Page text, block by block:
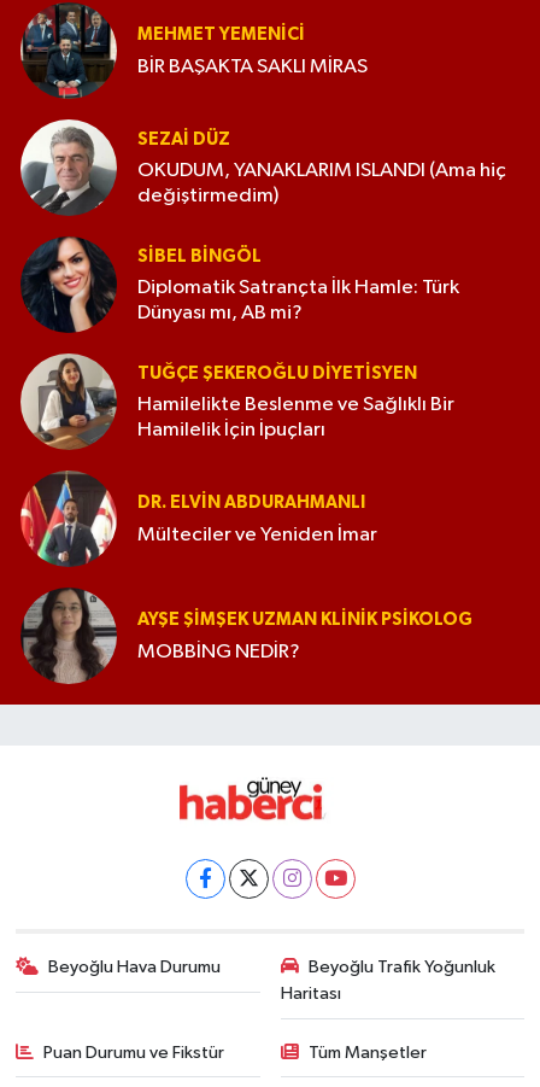
MEHMET YEMENICI
BİR BAŞAKTA SAKLI MİRAS
SEZAI DÜZ
OKUDUM, YANAKLARIM ISLANDI (Ama hiç
değiştirmedim)
SIBEL BINGÖL
Diplomatik Satrançta İlk Hamle: Türk
Dünyası mı, AB mi?
TUĞÇE ŞEKEROĞLU DIYETISYEN
Hamilelikte Beslenme ve Sağlıklı Bir
Hamilelik İçin İpuçları
DR. ELVIN ABDURAHMANLI
Mülteciler ve Yeniden İmar
AYŞE ŞIMŞEK UZMAN KLINIK PSIKOLOG
MOBBİNG NEDİR?
Beyoğlu Hava Durumu
Beyoğlu Trafik Yoğunluk
Haritası
Puan Durumu ve Fikstür Tüm Manşetler